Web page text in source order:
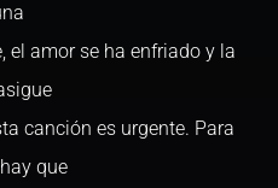
el amor se ha enfriado y la
canción es urgente. Para
que